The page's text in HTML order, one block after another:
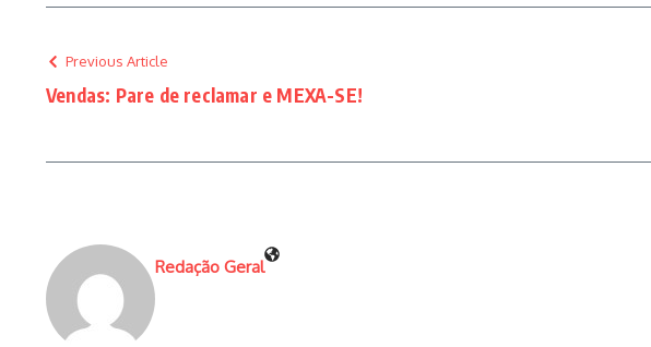
Previous Article
Vendas: Pare de reclamar e MEXA-SE!
Redação Geral